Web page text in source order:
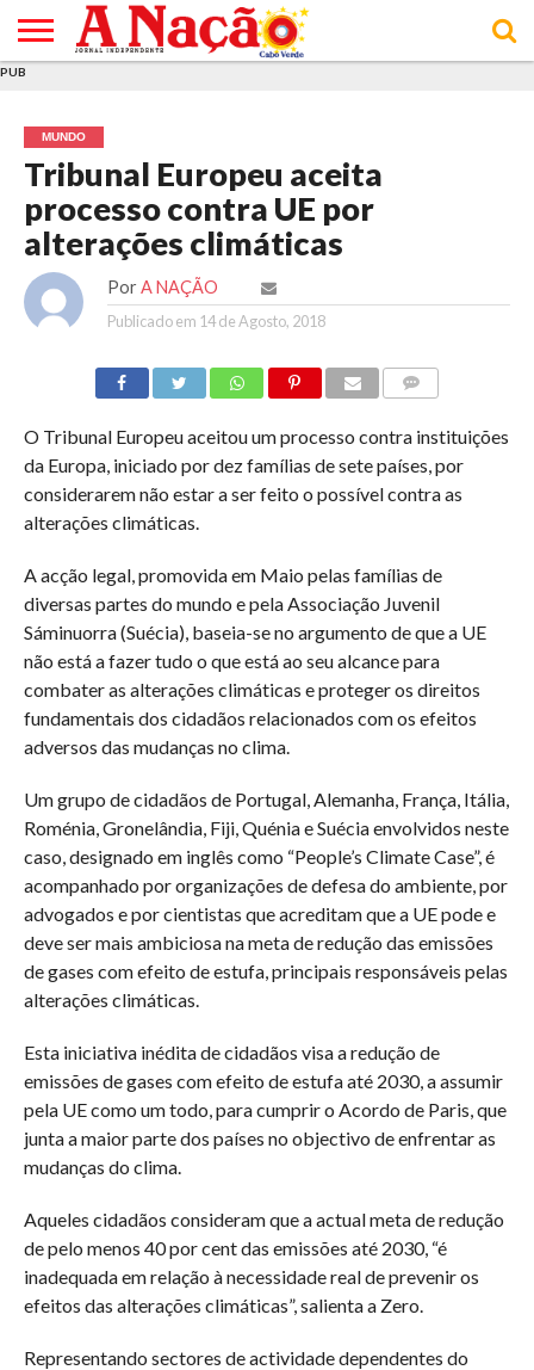
E DE
COOKIES
DE
UTILIZAÇÃO
PUB
MUNDO
Tribunal Europeu aceita
processo contra UE por
alterações climáticas
Por A NAÇÃO
Publicado em 14 de Agosto, 2018
O Tribunal Europeu aceitou um processo contra instituições
da Europa, iniciado por dez famílias de sete países, por
considerarem não estar a ser feito o possível contra as
alterações climáticas.
A acção legal, promovida em Maio pelas famílias de
diversas partes do mundo e pela Associação Juvenil
Sáminuorra (Suécia), baseia-se no argumento de que a UE
não está a fazer tudo o que está ao seu alcance para
combater as alterações climáticas e proteger os direitos
fundamentais dos cidadãos relacionados com os efeitos
adversos das mudanças no clima.
Um grupo de cidadãos de Portugal, Alemanha, França, Itália,
Roménia, Gronelândia, Fiji, Quénia e Suécia envolvidos neste
caso, designado em inglês como “People’s Climate Case”, é
acompanhado por organizações de defesa do ambiente, por
advogados e por cientistas que acreditam que a UE pode e
deve ser mais ambiciosa na meta de redução das emissões
de gases com efeito de estufa, principais responsáveis pelas
alterações climáticas.
Esta iniciativa inédita de cidadãos visa a redução de
emissões de gases com efeito de estufa até 2030, a assumir
pela UE como um todo, para cumprir o Acordo de Paris, que
junta a maior parte dos países no objectivo de enfrentar as
mudanças do clima.
Aqueles cidadãos consideram que a actual meta de redução
de pelo menos 40 por cent das emissões até 2030, “é
inadequada em relação à necessidade real de prevenir os
efeitos das alterações climáticas”, salienta a Zero.
Representando sectores de actividade dependentes do